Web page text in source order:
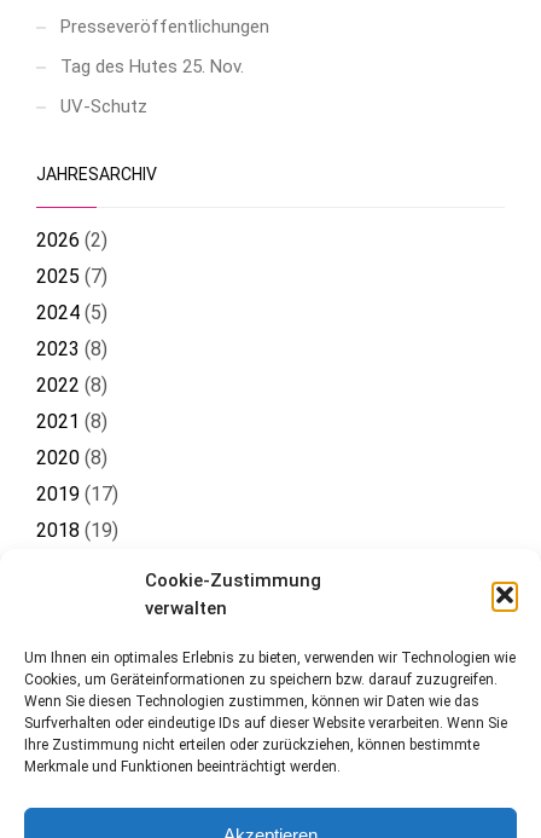
Cookie-Zustimmung
verwalten
Um Ihnen ein optimales Erlebnis zu bieten, verwenden wir Technologien wie
Cookies, um Geräteinformationen zu speichern bzw. darauf zuzugreifen.
Wenn Sie diesen Technologien zustimmen, können wir Daten wie das
Surfverhalten oder eindeutige IDs auf dieser Website verarbeiten. Wenn Sie
Ihre Zustimmung nicht erteilen oder zurückziehen, können bestimmte
Merkmale und Funktionen beeinträchtigt werden.
Presseveröffentlichungen
Tag des Hutes 25. Nov.
UV-Schutz
JAHRESARCHIV
2026 (2)
2025 (7)
2024 (5)
2023 (8)
2022 (8)
2021 (8)
2020 (8)
2019 (17)
2018 (19)